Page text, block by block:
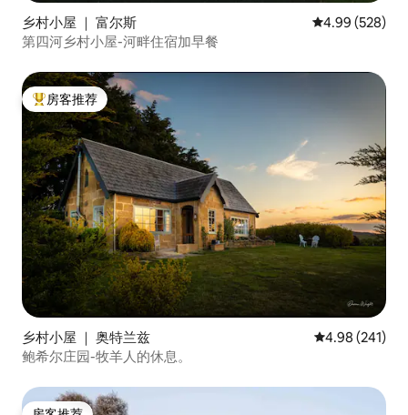
乡村小屋 ｜ 富尔斯 平均评分 4.99
4.99 (528)
第四河乡村小屋-河畔住宿加早餐
热门「房客推荐」
房客推荐
乡村小屋 ｜ 奥特兰兹 平均评分 4.98
4.98 (241)
鲍希尔庄园-牧羊人的休息。